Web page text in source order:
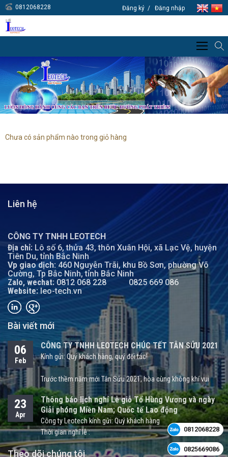
0812068228 Đăng ký Đăng nhập
Chưa có sản phẩm nào trong giỏ hàng
Liên hệ
CÔNG TY TNHH LEOTECH
Địa chỉ: Lô số 6, thửa 43, thôn Xuân Hội, xã Lạc Vệ, huyện
Tiên Du, tỉnh Bắc Ninh
Vp giao dịch: 460 Nguyễn Trãi, khu Bồ Sơn, phường Võ
Cường, Tp Bắc Ninh, tỉnh Bắc Ninh
Zalo, wechat: 0812 068 228
0825 669 086
Website: leo-tech.vn
Bài viết mới
06
Feb
CÔNG TY TNHH LEOTECH CHÚC TẾT TÂN SỬU 2021
Kính gửi: Quý khách hàng, quý đối tác!
Trước thềm năm mới Tân Sửu 2021, hòa cùng không khí vui
tươi, nồng ấm và háo hức đón chào một năm mới, Công ty
TNHH LEOTECH xin kính chúc quý khách hàng, quý đối tác một
năm mới sức khỏe, hạnh phúc bên gia đình và người thân.
Bằng tất cả sự chân thành, LEOTECH bày tỏ lời cảm ơn sự hợp
tác, tin tưởng của quý khách hàng, quý đối tác trong thời gian
23
Apr
Thông báo lịch nghỉ Lễ giỗ Tổ Hùng Vương và ngày
Giải phóng Miền Nam; Quốc tế Lao động
Công ty Leotech kính gửi: Quý khách hàng
Thời gian nghỉ lễ :
1/ Giổ Tổ Hùng Vương (Mùng 10 tháng 3 âm lịch):
Theo dõi chúng tôi